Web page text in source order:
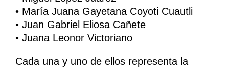
• María Juana Gayetana Coyoti Cuautli
• Juan Gabriel Eliosa Cañete
• Juana Leonor Victoriano
Cada una y uno de ellos representa la